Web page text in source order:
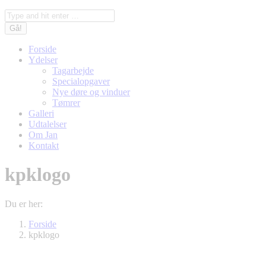
Søg:
Forside
Ydelser
Tagarbejde
Specialopgaver
Nye døre og vinduer
Tømrer
Galleri
Udtalelser
Om Jan
Kontakt
kpklogo
Du er her:
Forside
kpklogo